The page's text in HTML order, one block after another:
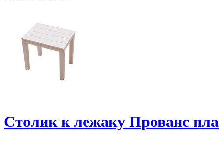
Столик к лежаку Прованс